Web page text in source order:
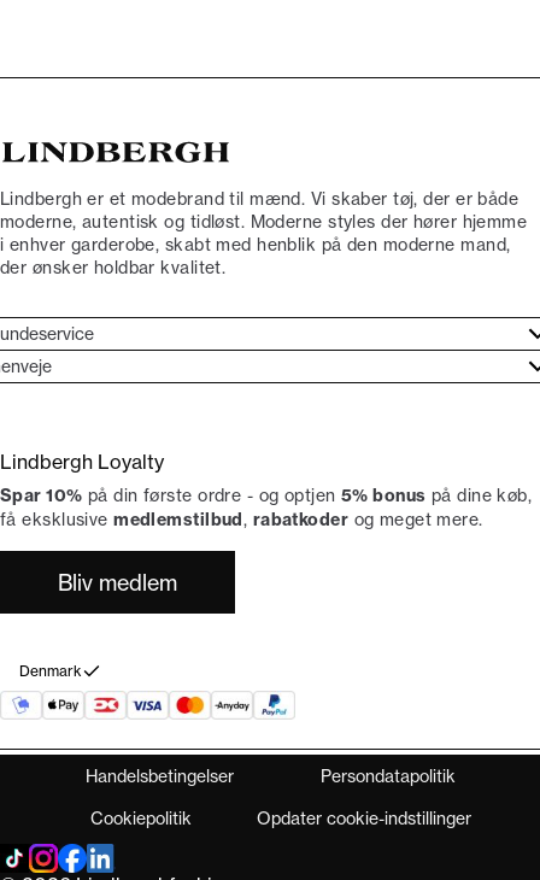
Lindbergh er et modebrand til mænd. Vi skaber tøj, der er både
moderne, autentisk og tidløst. Moderne styles der hører hjemme
i enhver garderobe, skabt med henblik på den moderne mand,
der ønsker holdbar kvalitet.
dit køb
Lindbergh Ambassadør
Lindbergh Loyalty
Spar 10% på din første ordre - og optjen 5% bonus på dine køb,
få eksklusivemedlemstilbud, rabatkoder og meget mere.
Bliv medlem
Denmark
Handelsbetingelser Persondatapolitik
Cookiepolitik Opdater cookie-indstillinger